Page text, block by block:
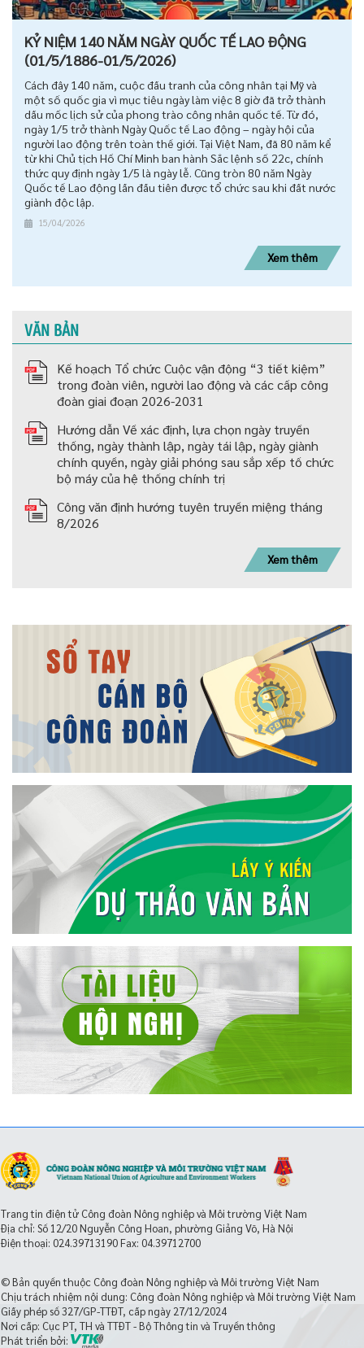
KỶ NIỆM 140 NĂM NGÀY QUỐC TẾ LAO ĐỘNG
(01/5/1886-01/5/2026)
Cách đây 140 năm, cuộc đấu tranh của công nhân tại Mỹ và
một số quốc gia vì mục tiêu ngày làm việc 8 giờ đã trở thành
dấu mốc lịch sử của phong trào công nhân quốc tế. Từ đó,
ngày 1/5 trở thành Ngày Quốc tế Lao động – ngày hội của
người lao động trên toàn thế giới. Tại Việt Nam, đã 80 năm kể
từ khi Chủ tịch Hồ Chí Minh ban hành Sắc lệnh số 22c, chính
thức quy định ngày 1/5 là ngày lễ. Cũng tròn 80 năm Ngày
Quốc tế Lao động lần đầu tiên được tổ chức sau khi đất nước
giành độc lập.
15/04/2026
Xem thêm
VĂN BẢN
Kế hoạch Tổ chức Cuộc vận động “3 tiết kiệm”
trong đoàn viên, người lao động và các cấp công
đoàn giai đoạn 2026-2031
Hướng dẫn Về xác định, lựa chọn ngày truyền
thống, ngày thành lập, ngày tái lập, ngày giành
chính quyền, ngày giải phóng sau sắp xếp tố chức
bộ máy của hệ thống chính trị
Công văn định hướng tuyên truyền miệng tháng
8/2026
Xem thêm
Trang tin điện tử Công đoàn Nông nghiệp và Môi trường Việt Nam
Địa chỉ: Số 12/20 Nguyễn Công Hoan, phường Giảng Võ, Hà Nội
Điện thoại: 024.39713190Fax: 04.39712700
© Bản quyền thuộc Công đoàn Nông nghiệp và Môi trường Việt Nam
Chịu trách nhiệm nội dung: Công đoàn Nông nghiệp và Môi trường Việt Nam
Giấy phép số 327/GP-TTĐT, cấp ngày 27/12/2024
Nơi cấp: Cục PT, TH và TTĐT - Bộ Thông tin và Truyền thông
Phát triển bởi: